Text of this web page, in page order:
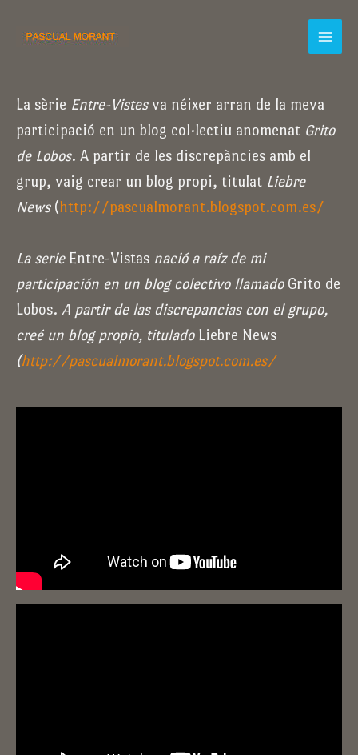
Main
La sèrie Entre-Vistesva néixer arran de la meva
participació en un blog col·lectiu anomenat Grito
de Lobos. A partir de les discrepàncies amb el
grup, vaig crear un blog propi, titulat Liebre
News(http://pascualmorant.blogspot.com.es/
La serie Entre-Vistas nació a raíz de mi
participación en un blog colectivo llamado Grito de
Lobos. A partir de las discrepancias con el grupo,
creé un blog propio, titulado Liebre News
(http://pascualmorant.blogspot.com.es/